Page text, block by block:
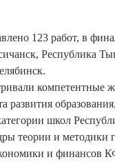
123 работ, в
Республика
компетентные
развития
школ
теории и методики
и финансов